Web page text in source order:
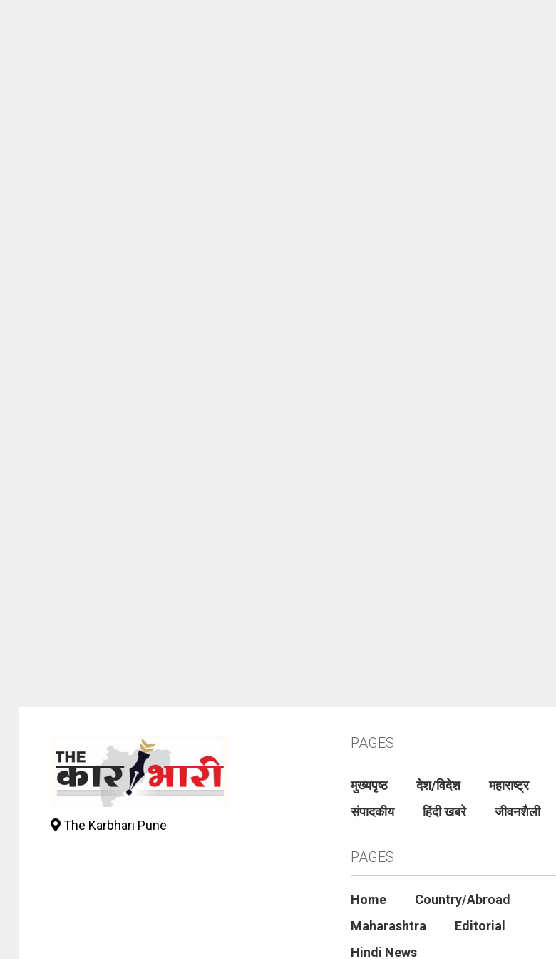
The Karbhari Pune
PAGES
मुख्यपृष्ठ देश/विदेश महाराष्ट्र
संपादकीय
हिंदी खबरे जीवनशैली
PAGES
Home
Country/Abroad
Maharashtra
Editorial
Hindi News